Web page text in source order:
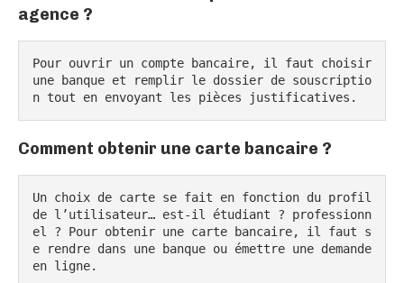
agence ?
Pour ouvrir un compte bancaire, il faut choisir
une banque et remplir le dossier de souscriptio
n tout en envoyant les pièces justificatives.
Comment obtenir une carte bancaire ?
Un choix de carte se fait en fonction du profil
de l’utilisateur… est-il étudiant ? professionn
el ? Pour obtenir une carte bancaire, il faut s
e rendre dans une banque ou émettre une demande
en ligne.